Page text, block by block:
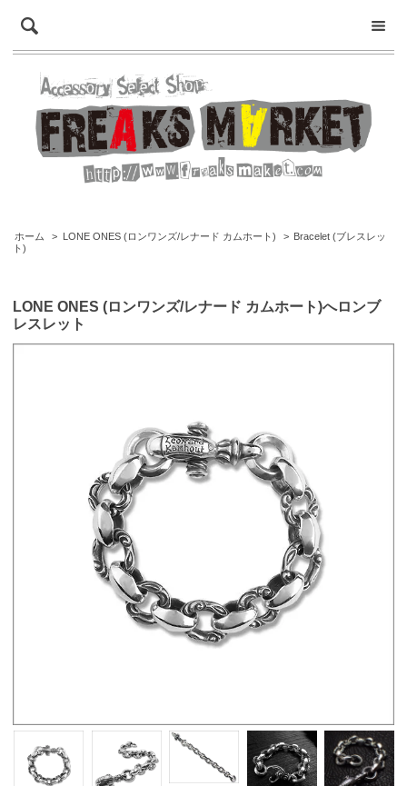
ホーム > LONE ONES (ロンワンズ/レナード カムホート) > Bracelet (ブレスレッ
ト)
LONE ONES (ロンワンズ/レナード カムホート)へロンブ
レスレット